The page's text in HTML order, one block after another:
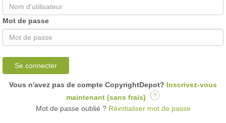
Mot de passe
Se connecter
Vous n'avez pas de compte CopyrightDepot? Inscrivez-vous
maintenant (sans frais)
?
Mot de passe oublié ?Réinitialiser mot de passe